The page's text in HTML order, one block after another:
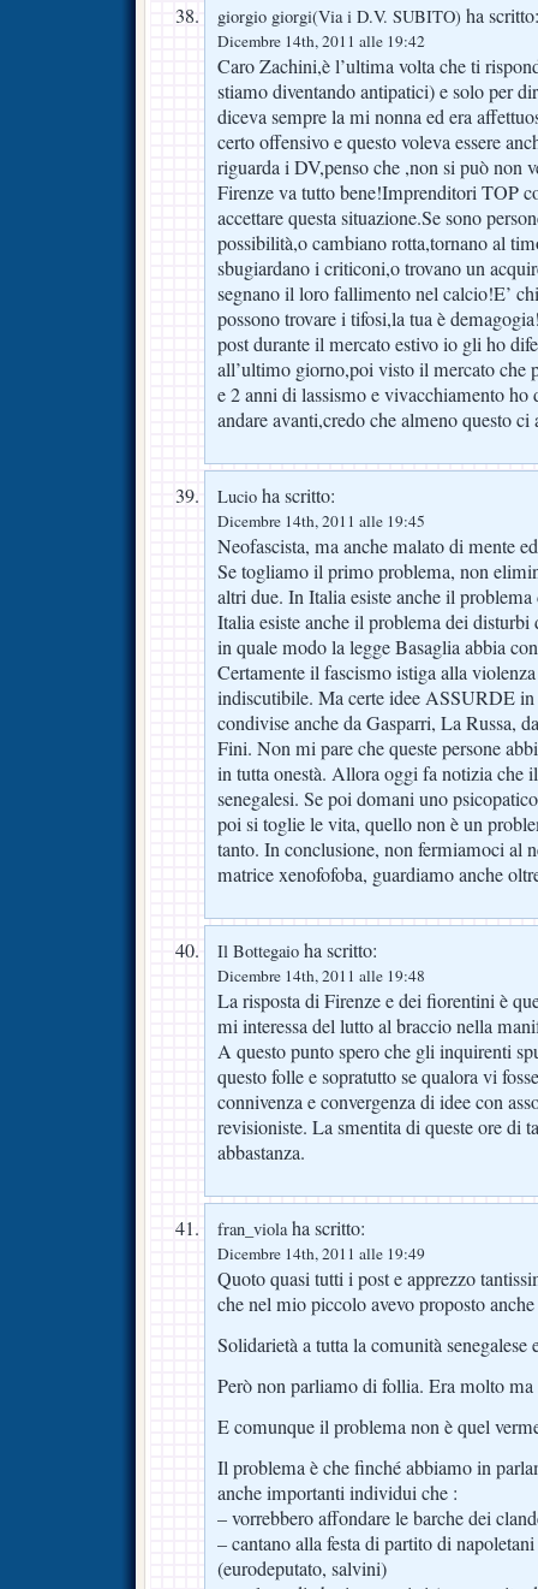
giorgio giorgi(Via i D.V. SUBITO) ha scritto:
Dicembre 14th, 2011 alle 19:42
Caro Zachini,è l’ultima volta che ti
stiamo diventando antipatici) e solo per
diceva sempre la mi nonna ed era
certo offensivo e questo voleva essere
riguarda i DV,penso che ,non si può non
Firenze va tutto bene!Imprenditori TOP
accettare questa situazione.Se sono
possibilità,o cambiano rotta,tornano al
sbugiardano i criticoni,o trovano un
segnano il loro fallimento nel calcio!E’
possono trovare i tifosi,la tua è
post durante il mercato estivo io gli ho
all’ultimo giorno,poi visto il mercato che
e 2 anni di lassismo e vivacchiamento ho
andare avanti,credo che almeno questo
Lucio ha scritto:
Dicembre 14th, 2011 alle 19:45
Neofascista, ma anche malato di mente
Se togliamo il primo problema, non
altri due. In Italia esiste anche il problema
Italia esiste anche il problema dei disturbi
in quale modo la legge Basaglia abbia
Certamente il fascismo istiga alla
indiscutibile. Ma certe idee ASSURDE in
condivise anche da Gasparri, La Russa,
Fini. Non mi pare che queste persone
in tutta onestà. Allora oggi fa notizia che
senegalesi. Se poi domani uno
poi si toglie le vita, quello non è un
tanto. In conclusione, non fermiamoci al
matrice xenofofoba, guardiamo anche
Il Bottegaio ha scritto:
Dicembre 14th, 2011 alle 19:48
La risposta di Firenze e dei fiorentini è
mi interessa del lutto al braccio nella
A questo punto spero che gli inquirenti
questo folle e sopratutto se qualora vi
connivenza e convergenza di idee con
revisioniste. La smentita di queste ore di
abbastanza.
fran_violaha scritto:
Dicembre 14th, 2011 alle 19:49
Quoto quasi tutti i post e apprezzo
che nel mio piccolo avevo proposto
Solidarietà a tutta la comunità senegalese
Però non parliamo di follia. Era molto
E comunque il problema non è quel
Il problema è che finché abbiamo in
anche importanti individui che :
– vorrebbero affondare le barche dei
– cantano alla festa di partito di
(eurodeputato, salvini)